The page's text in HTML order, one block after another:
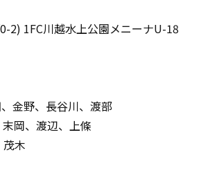
2) 1FC川越水上公園メニーナU-18
金野、長谷川、渡部
岡、渡辺、上條
茂木